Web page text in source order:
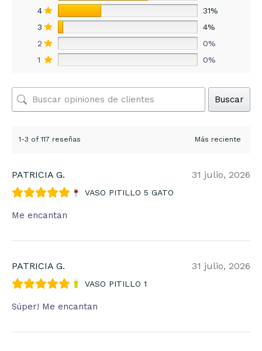
4
31%
3
4%
2
0%
1
0%
Buscar
1-3 of 117 reseñas
PATRICIA G. 31 julio, 2026
VASO PITILLO 5 GATO
Me encantan
PATRICIA G. 31 julio, 2026
VASO PITILLO 1
Súper! Me encantan